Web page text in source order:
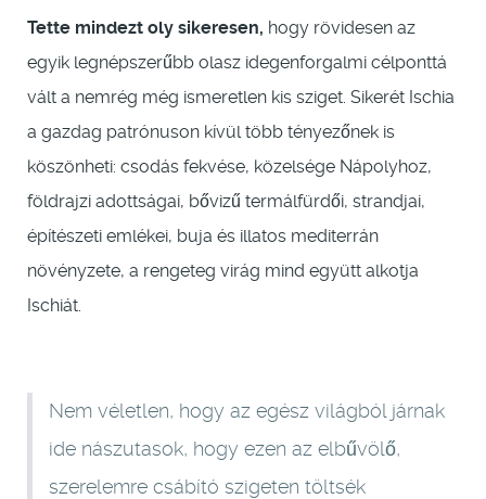
Tette mindezt oly sikeresen, hogy rövidesen az
egyik legnépszerűbb olasz idegenforgalmi célponttá
vált a nemrég még ismeretlen kis sziget. Sikerét Ischia
a gazdag patrónuson kívül több tényezőnek is
köszönheti: csodás fekvése, közelsége Nápolyhoz,
földrajzi adottságai, bővizű termálfürdői, strandjai,
építészeti emlékei, buja és illatos mediterrán
növényzete, a rengeteg virág mind együtt alkotja
Ischiát.
Nem véletlen, hogy az egész világból járnak
ide nászutasok, hogy ezen az elbűvölő,
szerelemre csábító szigeten töltsék